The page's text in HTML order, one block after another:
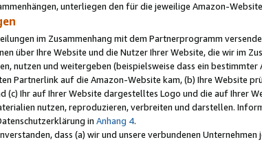
unterliegen den für die jeweilige Amazon-
im Zusammenhang mit dem Partnerprogramm
über Ihre Website und die Nutzer Ihrer Website, die wir im
nutzen und weitergeben (beispielsweise dass ein
Partnerlink auf die Amazon-Website kam, (b) Ihre Website
(c) Ihr auf Ihrer Website dargestelltes Logo und die auf Ihrer
nutzen, reproduzieren, verbreiten und darstellen.
in Anhang 4.
dass (a) wir und unsere verbundenen